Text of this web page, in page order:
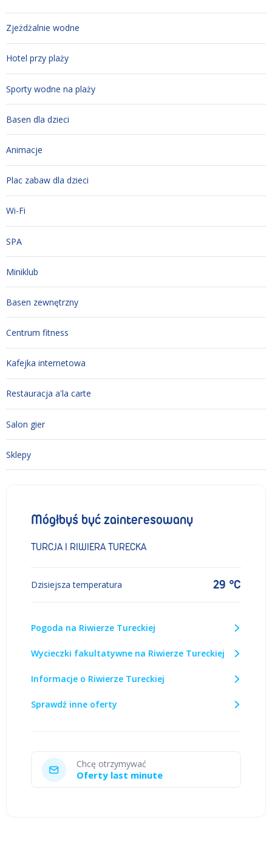
Zjeżdżalnie wodne
Hotel przy plaży
Sporty wodne na plaży
Basen dla dzieci
Animacje
Plac zabaw dla dzieci
Wi-Fi
SPA
Miniklub
Basen zewnętrzny
Centrum fitness
Kafejka internetowa
Restauracja a'la carte
Salon gier
Sklepy
Mógłbyś być zainteresowany
TURCJA I RIWIERA TURECKA
Dzisiejsza temperatura 29 °C
Pogoda na Riwierze Tureckiej
Wycieczki fakultatywne na Riwierze Tureckiej
Informacje o Riwierze Tureckiej
Sprawdź inne oferty
Chcę otrzymywać
Oferty last minute